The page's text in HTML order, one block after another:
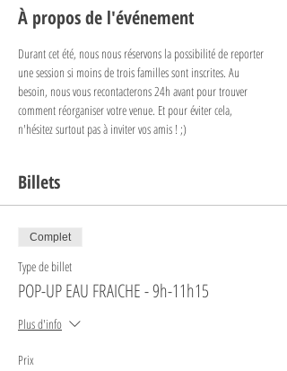
À propos de l'événement
Durant cet été, nous nous réservons la possibilité de reporter
une session si moins de trois familles sont inscrites. Au
besoin, nous vous recontacterons 24h avant pour trouver
comment réorganiser votre venue. Et pour éviter cela,
n'hésitez surtout pas à inviter vos amis ! ;)
Billets
Complet
Type de billet
POP-UP EAU FRAICHE - 9h-11h15
Plus d'info
Prix